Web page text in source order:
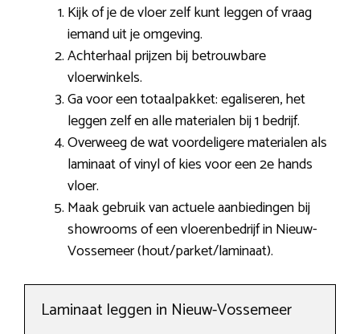
Kijk of je de vloer zelf kunt leggen of vraag
iemand uit je omgeving.
Achterhaal prijzen bij betrouwbare
vloerwinkels.
Ga voor een totaalpakket: egaliseren, het
leggen zelf en alle materialen bij 1 bedrijf.
Overweeg de wat voordeligere materialen als
laminaat of vinyl of kies voor een 2e hands
vloer.
Maak gebruik van actuele aanbiedingen bij
showrooms of een vloerenbedrijf in Nieuw-
Vossemeer (hout/parket/laminaat).
Laminaat leggen in Nieuw-Vossemeer